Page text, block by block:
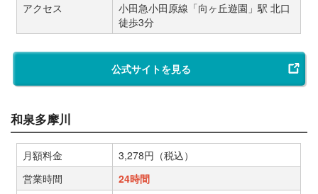
アクセス
小田急小田原線「向ヶ丘遊園」駅 北口
徒歩3分
公式サイトを見る
和泉多摩川
月額料金
3,278円（税込）
営業時間
24時間